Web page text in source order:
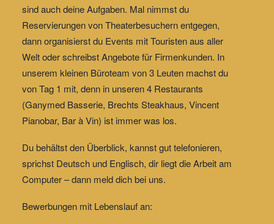
sind auch deine Aufgaben. Mal nimmst du
Reservierungen von Theaterbesuchern entgegen,
dann organisierst du Events mit Touristen aus aller
Welt oder schreibst Angebote für Firmenkunden. In
unserem kleinen Büroteam von 3 Leuten machst du
von Tag 1 mit, denn in unseren 4 Restaurants
(Ganymed Basserie, Brechts Steakhaus, Vincent
Pianobar, Bar à Vin) ist immer was los.
Du behältst den Überblick, kannst gut telefonieren,
sprichst Deutsch und Englisch, dir liegt die Arbeit am
Computer – dann meld dich bei uns.
Bewerbungen mit Lebenslauf an: